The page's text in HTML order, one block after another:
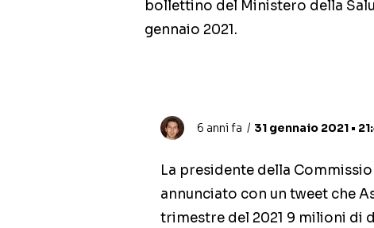
bollettino del Ministero della
gennaio 2021.
6 anni fa 31 gennaio 2021 •
La presidente della
annunciato con un tweet che
trimestre del 2021 9 milioni di